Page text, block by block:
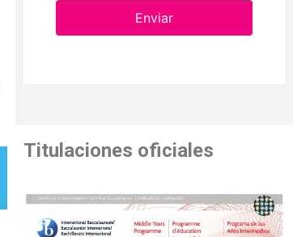
Enviar
Titulaciones oficiales